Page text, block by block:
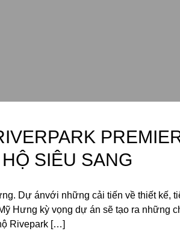
SIÊU SANG
Dự ánvới những cải tiến về thiết kế,
Hưng kỳ vọng dự án sẽ tạo ra những
Rivepark […]